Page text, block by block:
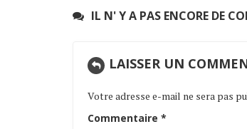
IL N' Y A PAS ENCORE DE
LAISSER UN
Votre adresse e-mail ne sera pas
Commentaire *